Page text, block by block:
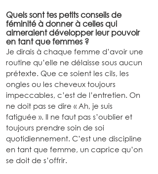
Quels sont tes petits conseils de
féminité à donner à celles qui
aimeraient développer leur pouvoir
en tant que femmes ?
Je dirais à chaque femme d’avoir une
routine qu’elle ne délaisse sous aucun
prétexte. Que ce soient les cils, les
ongles ou les cheveux toujours
impeccables, c’est de l’entretien. On
ne doit pas se dire « Ah, je suis
fatiguée ». Il ne faut pas s’oublier et
toujours prendre soin de soi
quotidiennement. C’est une discipline
en tant que femme, un caprice qu’on
se doit de s’offrir.